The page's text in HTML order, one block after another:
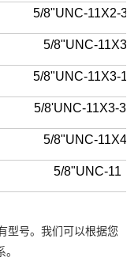
5/8"UNC-11X2-3/
5/8"UNC-11X3"
5/8"UNC-11X3-1/
5/8'UNC-11X3-3/
5/8"UNC-11X4"
5/8"UNC-11
型号。我们可以根据您